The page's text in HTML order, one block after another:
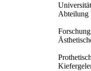
Abteilung